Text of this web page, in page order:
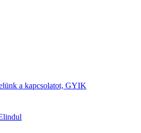
a kapcsolatot, GYIK